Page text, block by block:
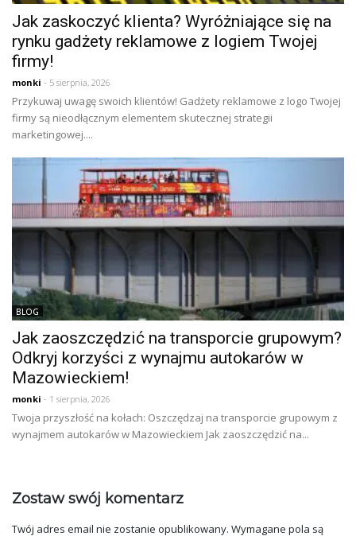
Jak zaskoczyć klienta? Wyróżniające się na
rynku gadżety reklamowe z logiem Twojej
firmy!
monki - 5 sierpnia, 2026
Przykuwaj uwagę swoich klientów! Gadżety reklamowe z logo Twojej
firmy są nieodłącznym elementem skutecznej strategii
marketingowej....
BLOG
Jak zaoszczędzić na transporcie grupowym?
Odkryj korzyści z wynajmu autokarów w
Mazowieckiem!
monki - 1 sierpnia, 2026
Twoja przyszłość na kołach: Oszczędzaj na transporcie grupowym z
wynajmem autokarów w Mazowieckiem Jak zaoszczędzić na...
Zostaw swój komentarz
Twój adres email nie zostanie opublikowany. Wymagane pola są